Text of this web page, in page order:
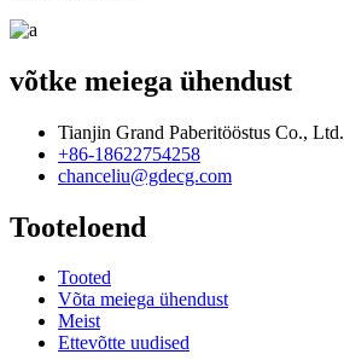
võtke meiega ühendust
Tianjin Grand Paberitööstus Co., Ltd.
+86-18622754258
chanceliu@gdecg.com
Tooteloend
Tooted
Võta meiega ühendust
Meist
Ettevõtte uudised